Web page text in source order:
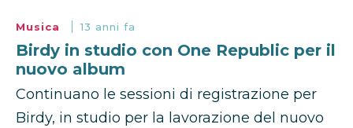
Musica 13 anni fa
Birdy in studio con One Republic per il
nuovo album
Continuano le sessioni di registrazione per
Birdy, in studio per la lavorazione del nuovo